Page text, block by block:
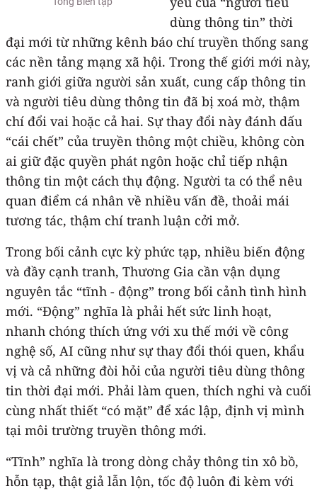
dùng thông tin” thời
đại mới từ những kênh báo chí truyền thống sang
các nền tảng mạng xã hội. Trong thế giới mới này,
ranh giới giữa người sản xuất, cung cấp thông tin
và người tiêu dùng thông tin đã bị xoá mờ, thậm
chí đổi vai hoặc cả hai. Sự thay đổi này đánh dấu
“cái chết” của truyền thông một chiều, không còn
ai giữ đặc quyền phát ngôn hoặc chỉ tiếp nhận
thông tin một cách thụ động. Người ta có thể nêu
quan điểm cá nhân về nhiều vấn đề, thoải mái
tương tác, thậm chí tranh luận cởi mở.
Trong bối cảnh cực kỳ phức tạp, nhiều biến động
và đầy cạnh tranh, Thương Gia cần vận dụng
nguyên tắc “tĩnh - động” trong bối cảnh tình hình
mới. “Động” nghĩa là phải hết sức linh hoạt,
nhanh chóng thích ứng với xu thế mới về công
nghệ số, AI cũng như sự thay đổi thói quen, khẩu
vị và cả những đòi hỏi của người tiêu dùng thông
tin thời đại mới. Phải làm quen, thích nghi và cuối
cùng nhất thiết “có mặt” để xác lập, định vị mình
tại môi trường truyền thông mới.
“Tĩnh” nghĩa là trong dòng chảy thông tin xô bồ,
hỗn tạp, thật giả lẫn lộn, tốc độ luôn đi kèm với